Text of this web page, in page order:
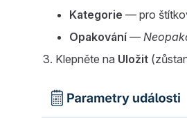
Kategorie — pro
Opakování —
Klepněte na Uložit